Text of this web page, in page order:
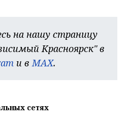
на нашу страницу
Красноярск" в
и в MAX.
сетях